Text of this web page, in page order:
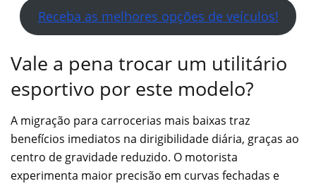
Receba as melhores opções de veículos!
Vale a pena trocar um utilitário
esportivo por este modelo?
A migração para carrocerias mais baixas traz
benefícios imediatos na dirigibilidade diária, graças ao
centro de gravidade reduzido. O motorista
experimenta maior precisão em curvas fechadas e